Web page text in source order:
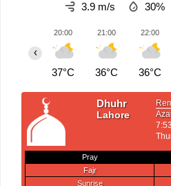
3.9 m/s 30%
20:00
37°C
21:00
36°C
22:00
36°C
‹